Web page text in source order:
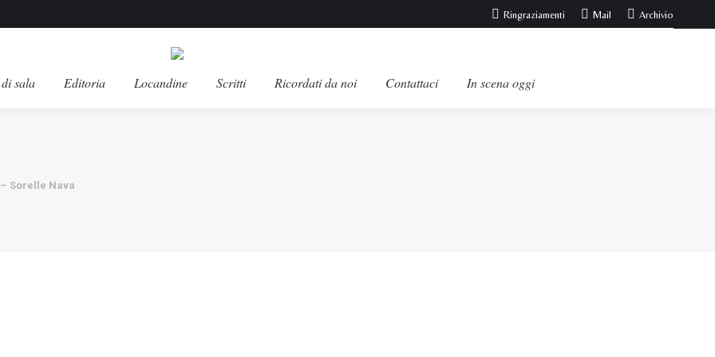
Ringraziamenti Mail Archivio
sala Editoria Locandine Scritti Ricordati da noi Contattaci In scena oggi
Sorelle Nava